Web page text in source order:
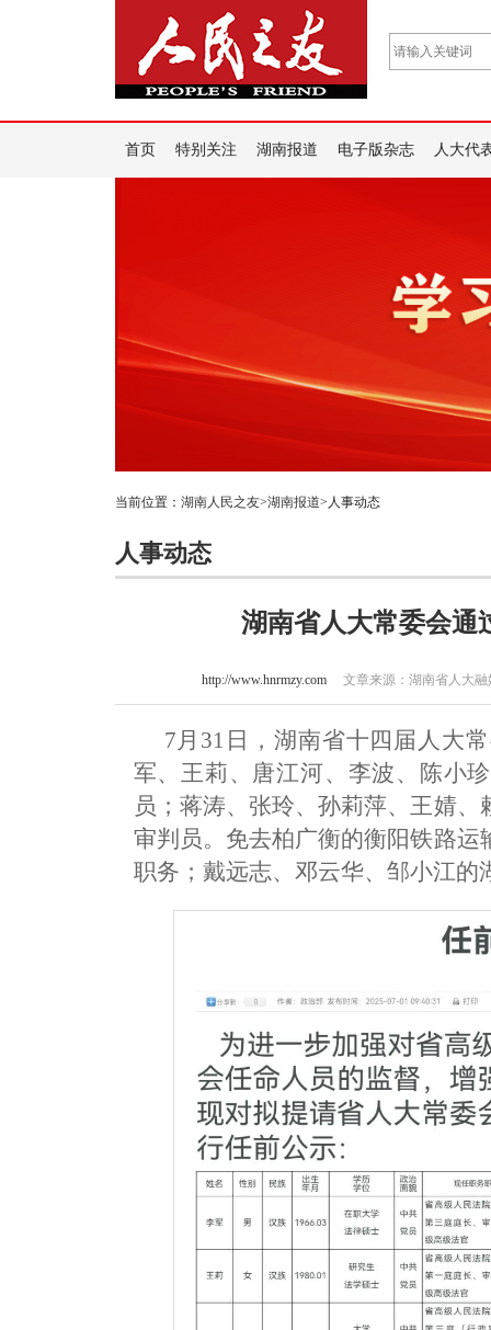
首页 特别关注 湖南报道 电子版杂志 人大代
当前位置： 湖南人民之友>湖南报道>人事动态
人事动态
湖南省人大常委会通
http://www.hnrmzy.com 文章来源：湖南省人大
7月31日，湖南省十四届人大
军、王莉、唐江河、李波、陈小
员；蒋涛、张玲、孙莉萍、王婧
审判员。免去柏广衡的衡阳铁路
职务；戴远志、邓云华、邹小江